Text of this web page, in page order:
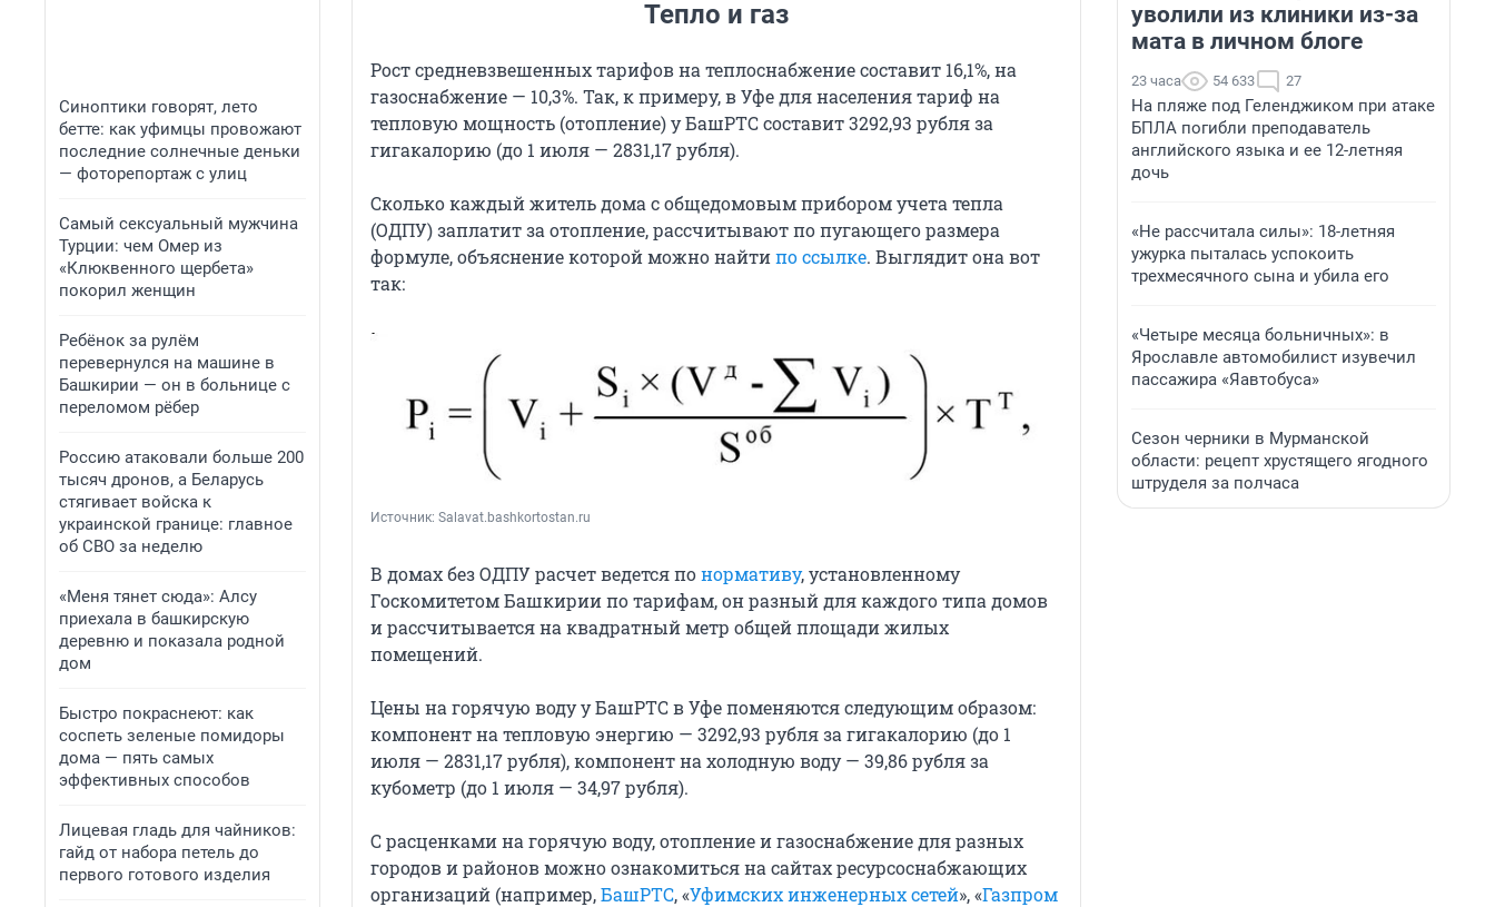
Синоптики говорят, лето
бетте: как уфимцы провожают
последние солнечные деньки
— фоторепортаж с улиц
Самый сексуальный мужчина
Турции: чем Омер из
«Клюквенного щербета»
покорил женщин
Ребёнок за рулём
перевернулся на машине в
Башкирии — он в больнице с
переломом рёбер
Россию атаковали больше 200
тысяч дронов, а Беларусь
стягивает войска к
украинской границе: главное
об СВО за неделю
«Меня тянет сюда»: Алсу
приехала в башкирскую
деревню и показала родной
дом
Быстро покраснеют: как
соспеть зеленые помидоры
дома — пять самых
эффективных способов
Лицевая гладь для чайников:
гайд от набора петель до
первого готового изделия
Тепло и газ
Рост средневзвешенных тарифов на теплоснабжение составит 16,1%, на
газоснабжение — 10,3%. Так, к примеру, в Уфе для населения тариф на
тепловую мощность (отопление) у БашРТС составит 3292,93 рубля за
гигакалорию (до 1 июля — 2831,17 рубля).
Сколько каждый житель дома с общедомовым прибором учета тепла
(ОДПУ) заплатит за отопление, рассчитывают по пугающего размера
формуле, объяснение которой можно найтипо ссылке. Выглядит она вот
так:
Источник: Salavat.bashkortostan.ru
В домах без ОДПУ расчет ведется понормативу, установленному
Госкомитетом Башкирии по тарифам, он разный для каждого типа домов
и рассчитывается на квадратный метр общей площади жилых
помещений.
Цены на горячую воду у БашРТС в Уфе поменяются следующим образом:
компонент на тепловую энергию — 3292,93 рубля за гигакалорию (до 1
июля — 2831,17 рубля), компонент на холодную воду — 39,86 рубля за
кубометр (до 1 июля — 34,97 рубля).
С расценками на горячую воду, отопление и газоснабжение для разных
городов и районов можно ознакомиться на сайтах ресурсоснабжающих
организаций (например,БашРТС, «Уфимских инженерных сетей», «Газпром
уволили из клиники из-за
мата в личном блоге
23 часа 54 633 27
На пляже под Геленджиком при атаке
БПЛА погибли преподаватель
английского языка и ее 12-летняя
дочь
«Не рассчитала силы»: 18-летняя
ужурка пыталась успокоить
трехмесячного сына и убила его
«Четыре месяца больничных»: в
Ярославле автомобилист изувечил
пассажира «Яавтобуса»
Сезон черники в Мурманской
области: рецепт хрустящего ягодного
штруделя за полчаса